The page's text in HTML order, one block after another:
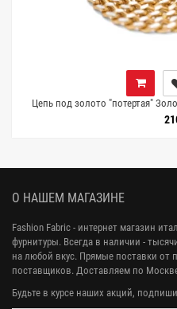
Цепь под золото "потертая"
О НАШЕМ МАГАЗИНЕ
Fashion Fabric - интернет магазин
фурнитуры. Всегда в наличии -
на любой вкус. Прямые поставки от
поставщиков. Доставляем по
Будьте в курсе наших акций,